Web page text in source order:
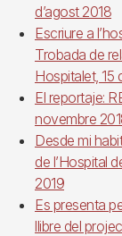
d’agost 2018
Escriure a
Trobada de
Hospitalet, 15
El reportaje:
novembre
Desde mi
de l’Hospital
2019
Es presenta
llibre del